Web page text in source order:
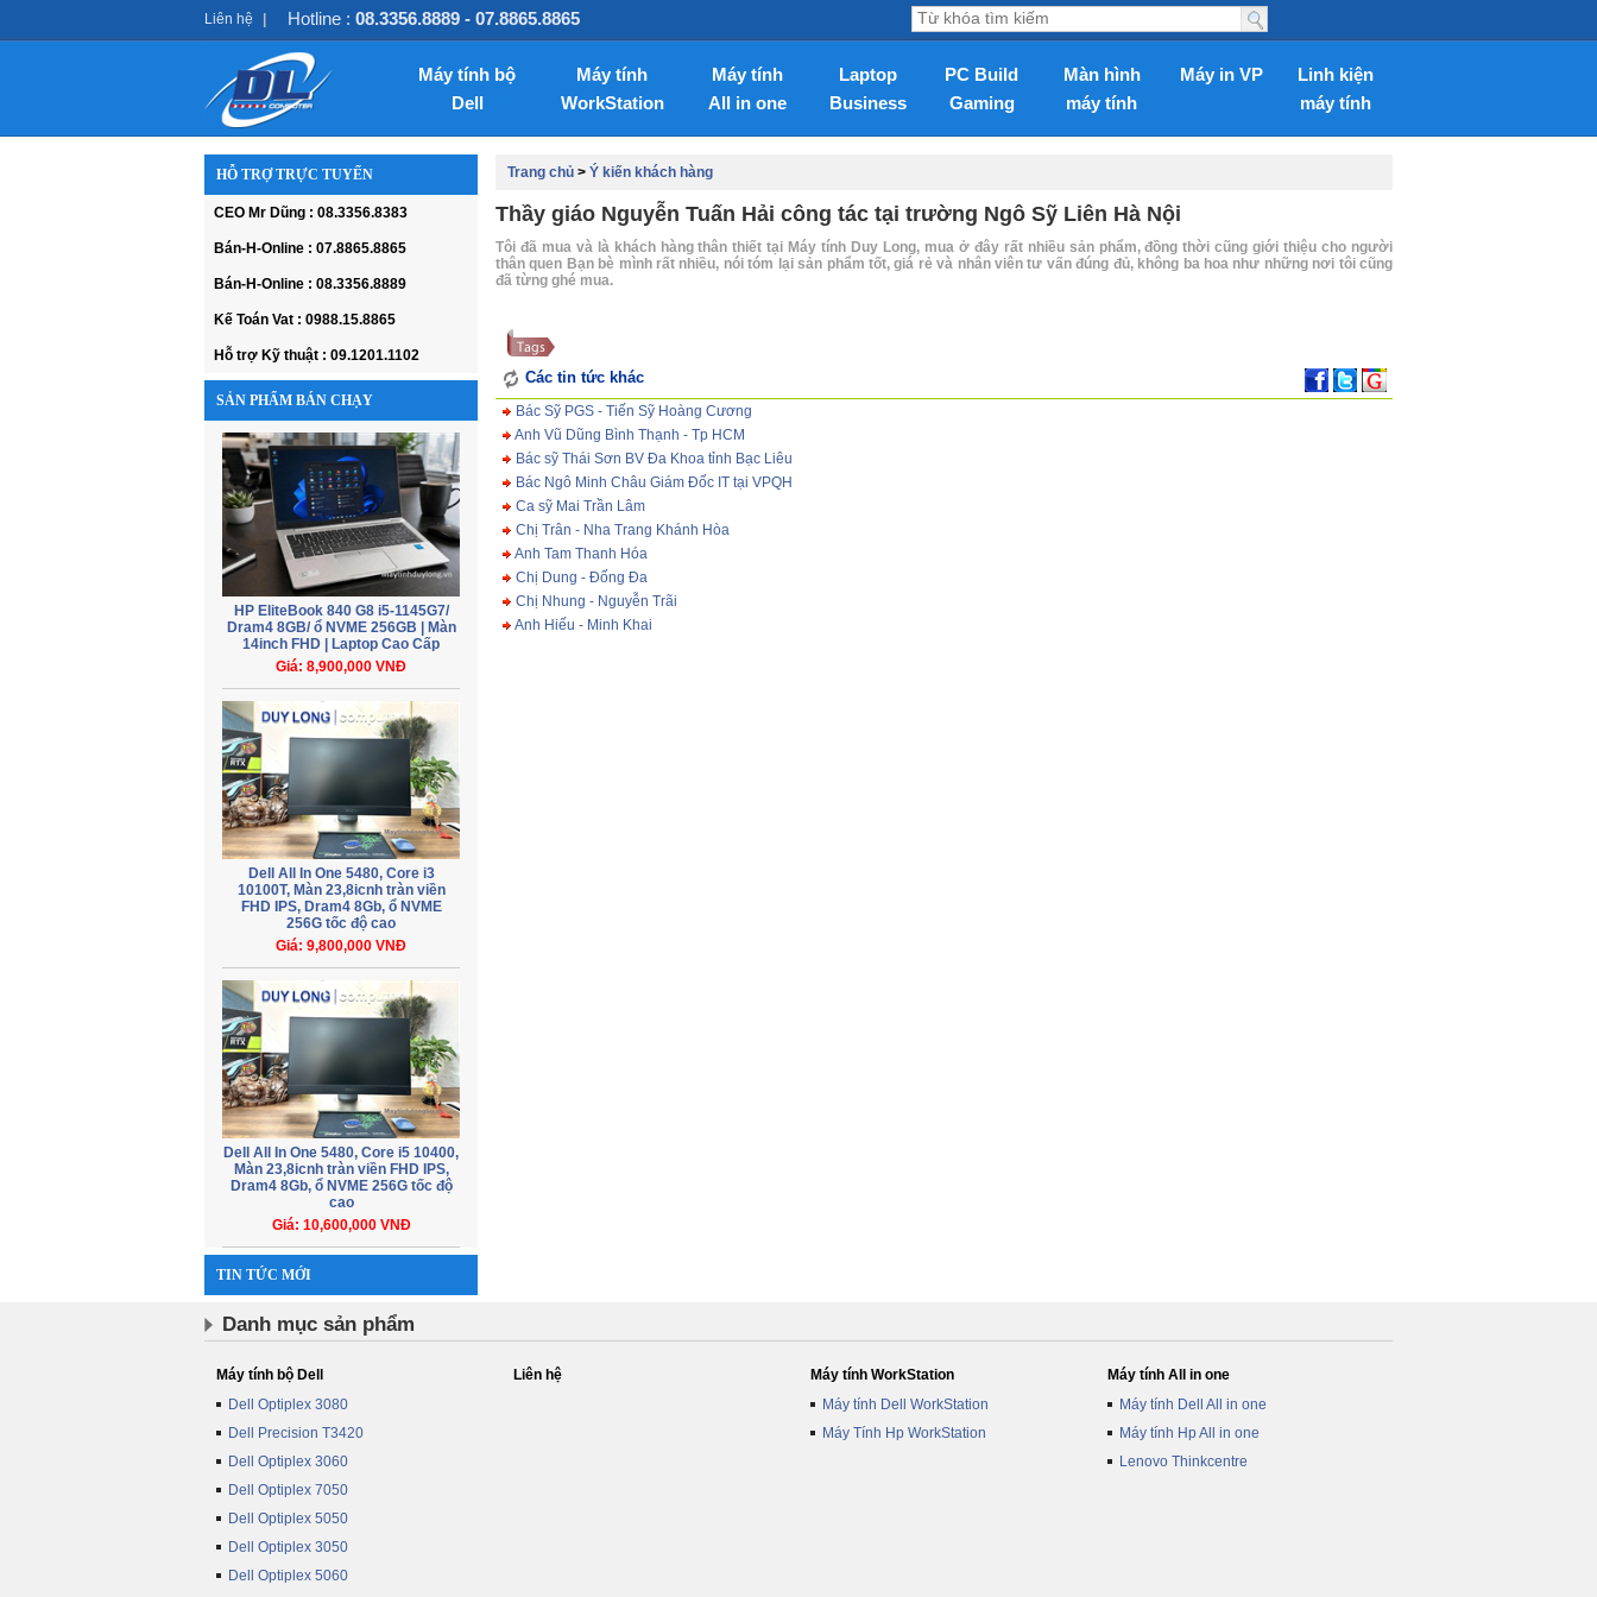
Linh kiện
máy tính
Máy in VP
Màn hình
máy tính
PC Build
Gaming
Laptop
Business
Máy tính
All in one
Máy tính
WorkStation
Máy tính bộ
Dell
HỖ TRỢ TRỰC TUYẾN
CEO Mr Dũng : 08.3356.8383
Bán-H-Online : 07.8865.8865
Bán-H-Online : 08.3356.8889
Kế Toán Vat : 0988.15.8865
Hỗ trợ Kỹ thuật : 09.1201.1102
SẢN PHẨM BÁN CHẠY
HP EliteBook 840 G8 i5-1145G7/
Dram4 8GB/ ổ NVME 256GB | Màn
14inch FHD | Laptop Cao Cấp
Giá: 8,900,000 VNĐ
Dell All In One 5480, Core i3
10100T, Màn 23,8icnh tràn viền
FHD IPS, Dram4 8Gb, ổ NVME
256G tốc độ cao
Giá: 9,800,000 VNĐ
Dell All In One 5480, Core i5 10400,
Màn 23,8icnh tràn viền FHD IPS,
Dram4 8Gb, ổ NVME 256G tốc độ
cao
Giá: 10,600,000 VNĐ
TIN TỨC MỚI
Trang chủ > Ý kiến khách hàng
Thầy giáo Nguyễn Tuấn Hải công tác tại trường Ngô Sỹ Liên Hà Nội
Tôi đã mua và là khách hàng thân thiết tại Máy tính Duy Long, mua ở đây rất nhiều sản phẩm, đồng thời cũng giới thiệu cho người
thân quen Bạn bè mình rất nhiều, nói tóm lại sản phẩm tốt, giá rẻ và nhân viên tư vấn đúng đủ, không ba hoa như những nơi tôi cũng
đã từng ghé mua.
Các tin tức khác
Bác Sỹ PGS - Tiến Sỹ Hoàng Cương
Anh Vũ Dũng Bình Thạnh - Tp HCM
Bác sỹ Thái Sơn BV Đa Khoa tỉnh Bạc Liêu
Bác Ngô Minh Châu Giám Đốc IT tại VPQH
Ca sỹ Mai Trần Lâm
Chị Trân - Nha Trang Khánh Hòa
Anh Tam Thanh Hóa
Chị Dung - Đống Đa
Chị Nhung - Nguyễn Trãi
Anh Hiếu - Minh Khai
Liên hệ Hotline : 08.3356.8889 - 07.8865.8865
Danh mục sản phẩm
Máy tính bộ Dell
Dell Optiplex 3080
Dell Precision T3420
Dell Optiplex 3060
Dell Optiplex 7050
Dell Optiplex 5050
Dell Optiplex 3050
Dell Optiplex 5060
Liên hệ
Máy tính WorkStation
Máy tính Dell WorkStation
Máy Tính Hp WorkStation
Máy tính All in one
Máy tính Dell All in one
Máy tính Hp All in one
Lenovo Thinkcentre